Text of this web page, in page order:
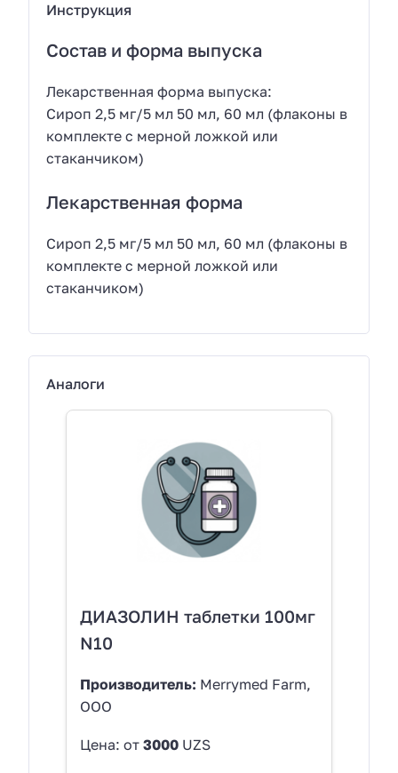
Инструкция
Состав и форма выпуска
Лекарственная форма выпуска:
Сироп 2,5 мг/5 мл 50 мл, 60 мл (флаконы в
комплекте с мерной ложкой или
стаканчиком)
Лекарственная форма
Сироп 2,5 мг/5 мл 50 мл, 60 мл (флаконы в
комплекте с мерной ложкой или
стаканчиком)
Аналоги
ДИАЗОЛИН таблетки 100мг
N10
Производитель: Merrymed Farm,
ООО
Цена: от 3000 UZS